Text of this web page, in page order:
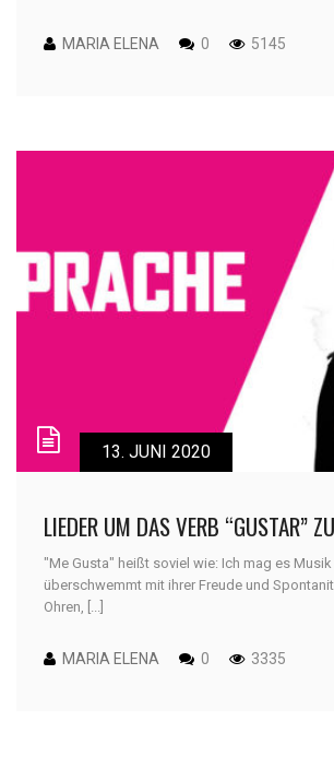
MARIA ELENA 0 5145
13. JUNI 2020
LIEDER UM DAS VERB “GUSTAR”
"Me Gusta" heißt soviel wie: Ich mag es
überschwemmt mit ihrer Freude und
Ohren, [...]
MARIA ELENA 0 3335